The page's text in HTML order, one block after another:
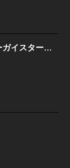
終の退魔師 ―エンダーガイスター―＜無修正ver.＞